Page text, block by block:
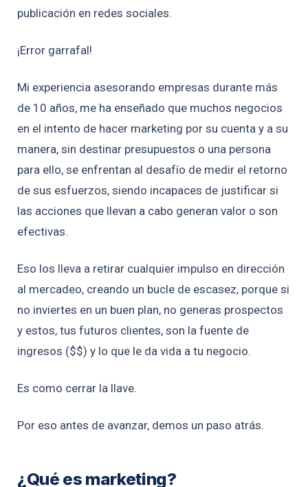
publicación en redes sociales.
¡Error garrafal!
Mi experiencia asesorando empresas durante más
de 10 años, me ha enseñado que muchos negocios
en el intento de hacer marketing por su cuenta y a su
manera, sin destinar presupuestos o una persona
para ello, se enfrentan al desafío de medir el retorno
de sus esfuerzos, siendo incapaces de justificar si
las acciones que llevan a cabo generan valor o son
efectivas.
Eso los lleva a retirar cualquier impulso en dirección
al mercadeo, creando un bucle de escasez, porque si
no inviertes en un buen plan, no generas prospectos
y estos, tus futuros clientes, son la fuente de
ingresos ($$) y lo que le da vida a tu negocio.
Es como cerrar la llave.
Por eso antes de avanzar, demos un paso atrás.
¿Qué es marketing?